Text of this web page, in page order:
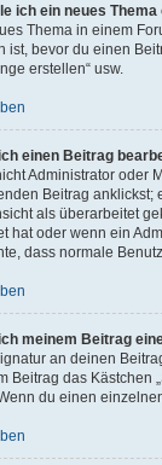
ich ein neues
Thema in einem
ist, bevor du einen
erstellen“ usw.
einen Beitrag
Administrator oder
Beitrag anklickst;
als überarbeitet
hat oder wenn ein
dass normale
meinem Beitrag
an deinen
Beitrag das Kästchen
du einen